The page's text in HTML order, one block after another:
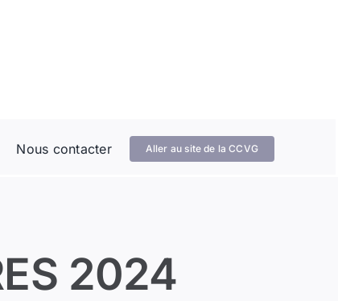
Nous contacter Aller au site de la CCVG
2024